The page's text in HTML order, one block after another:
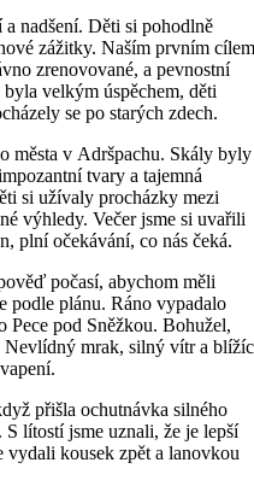
nadšení. Děti si pohodlně
zážitky. Naším prvním
zrenovované, a pevnostní
velkým úspěchem, děti
se po starých zdech.
města v Adršpachu. Skály byly
tvary a tajemná
si užívaly procházky mezi
výhledy. Večer jsme si uvařili
plní očekávání, co nás čeká.
počasí, abychom měli
podle plánu. Ráno vypadalo
Pece pod Sněžkou. Bohužel,
Nevlídný mrak, silný vítr a
přišla ochutnávka silného
S lítostí jsme uznali, že je lepší
vydali kousek zpět a lanovkou